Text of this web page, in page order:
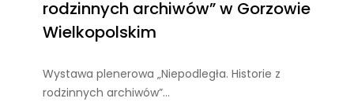
rodzinnych archiwów” w Gorzowie
Wielkopolskim
Wystawa plenerowa „Niepodległa. Historie z
rodzinnych archiwów”…